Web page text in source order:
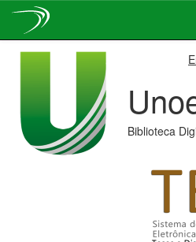
Biblioteca